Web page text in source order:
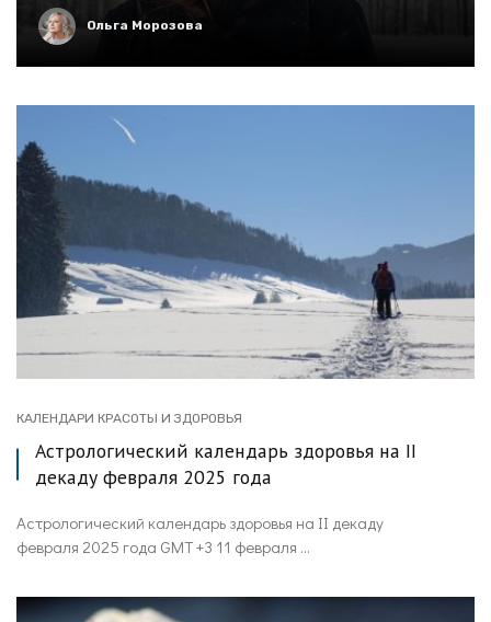
Ольга Морозова
КАЛЕНДАРИ КРАСОТЫ И ЗДОРОВЬЯ
Астрологический календарь здоровья на II
декаду февраля 2025 года
Астрологический календарь здоровья на II декаду
февраля 2025 года GMT +3 11 февраля ...